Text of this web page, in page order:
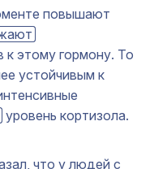
повышают
к этому гормону. То
устойчивым к
уровень кортизола.
что у людей с